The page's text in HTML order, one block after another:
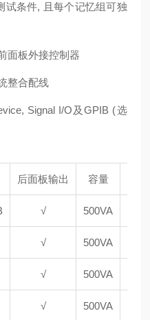
试条件, 且每个记忆组可独
面板外接控制器
整合配线
Signal I/O及GPIB (选
后面板输出 容量
√ 500VA
√ 500VA
√ 500VA
√ 500VA